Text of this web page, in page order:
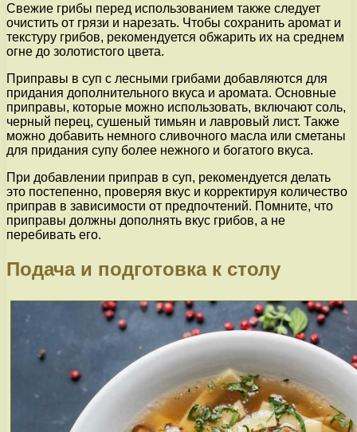
Свежие грибы перед использованием также следует
очистить от грязи и нарезать. Чтобы сохранить аромат и
текстуру грибов, рекомендуется обжарить их на среднем
огне до золотистого цвета.
Приправы в суп с лесными грибами добавляются для
придания дополнительного вкуса и аромата. Основные
приправы, которые можно использовать, включают соль,
черный перец, сушеный тимьян и лавровый лист. Также
можно добавить немного сливочного масла или сметаны
для придания супу более нежного и богатого вкуса.
При добавлении приправ в суп, рекомендуется делать
это постепенно, проверяя вкус и корректируя количество
приправ в зависимости от предпочтений. Помните, что
приправы должны дополнять вкус грибов, а не
перебивать его.
Подача и подготовка к столу